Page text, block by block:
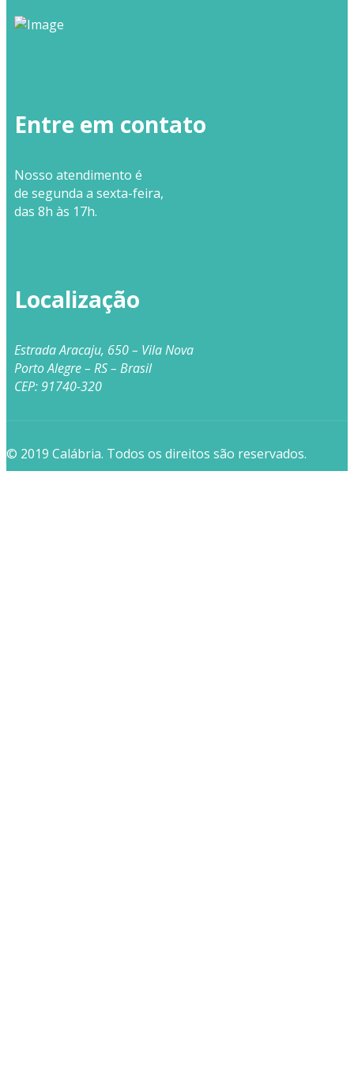
Entre em contato
Nosso atendimento é
de segunda a sexta-feira,
das 8h às 17h.
Localização
Estrada Aracaju, 650 – Vila Nova
Porto Alegre – RS – Brasil
CEP: 91740-320
© 2019 Calábria. Todos os direitos são reservados.